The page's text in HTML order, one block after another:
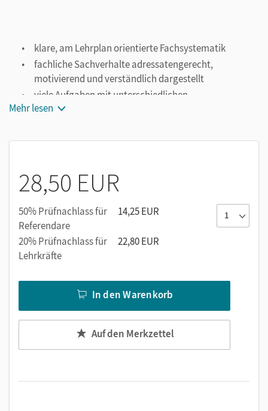
klare, am Lehrplan orientierte Fachsystematik
fachliche Sachverhalte adressatengerecht,
motivierend und verständlich dargestellt
viele Aufgaben mit unterschiedlichen
Anforderungsniveaus zur Differenzierung
Arbeitsmethoden
Mehr lesen
28,50 EUR
50% Prüfnachlass für
Referendare
14,25 EUR
20% Prüfnachlass für
Lehrkräfte
22,80 EUR
In den Warenkorb
Auf den Merkzettel